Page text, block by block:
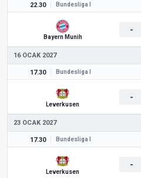
22.30 Bundesliga I
Bayern Munih
-
16 OCAK 2027
17.30 Bundesliga I
Leverkusen
-
23 OCAK 2027
17.30 Bundesliga I
Leverkusen
-